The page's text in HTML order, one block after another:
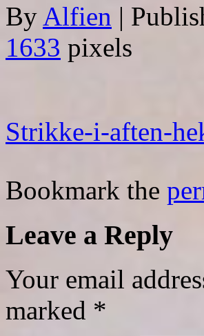
By Alfien |
1633 pixels
Strikke-i-aften-
Bookmark the
Leave a Reply
Your email
marked *